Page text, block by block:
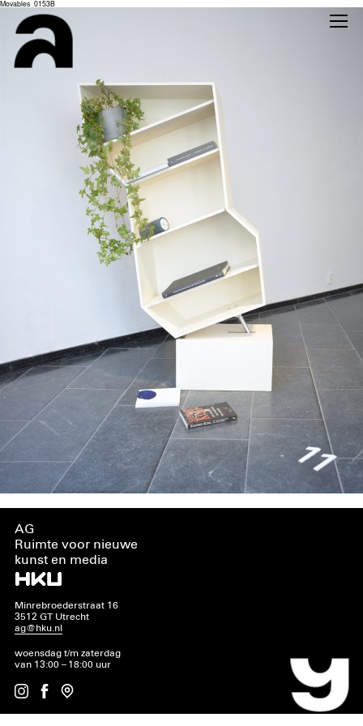
Movables_0153B
AG
Ruimte voor nieuwe
kunst en media
Minrebroederstraat 16
3512 GT Utrecht
ag@hku.nl
woensdag t/m zaterdag
van 13:00 – 18:00 uur